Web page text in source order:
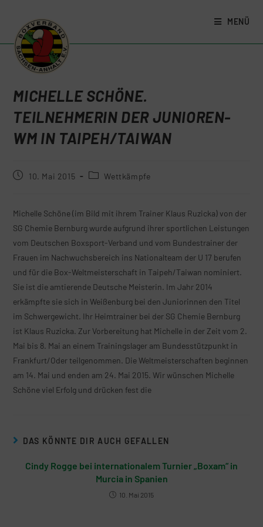
MENÜ
MICHELLE SCHÖNE.
TEILNEHMERIN DER JUNIOREN-
WM IN TAIPEH/TAIWAN
10. Mai 2015 Wettkämpfe
Michelle Schöne (im Bild mit ihrem Trainer Klaus Ruzicka) von der
SG Chemie Bernburg wurde aufgrund ihrer sportlichen Leistungen
vom Deutschen Boxsport-Verband und vom Bundestrainer der
Frauen im Nachwuchsbereich ins Nationalteam der U 17 berufen
und für die Box-Weltmeisterschaft in Taipeh/Taiwan nominiert.
Sie ist die amtierende Deutsche Meisterin. Im Jahr 2014
erkämpfte sie sich in Weißenburg bei den Juniorinnen den Titel
im Schwergewicht. Ihr Heimtrainer bei der SG Chemie Bernburg
ist Klaus Ruzicka. Zur Vorbereitung hat Michelle in der Zeit vom 2.
Mai bis 8. Mai an einem Trainingslager am Bundesstützpunkt in
Frankfurt/Oder teilgenommen. Die Weltmeisterschaften beginnen
am 14. Mai und enden am 24. Mai 2015. Wir wünschen Michelle
Schöne viel Erfolg und drücken fest die
DAS KÖNNTE DIR AUCH GEFALLEN
Cindy Rogge bei internationalem Turnier „Boxam“ in
Murcia in Spanien
10. Mai 2015